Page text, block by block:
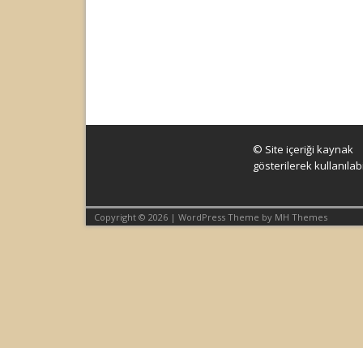
© Site içeriği kaynak
gösterilerek
Copyright © 2026 | WordPress Theme by MH Themes